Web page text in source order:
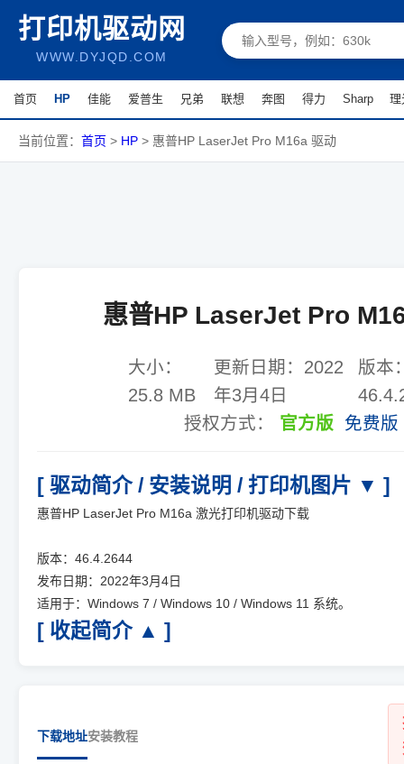
打印机驱动网
WWW.DYJQD.COM
首页 HP 佳能 爱普生 兄弟 联想 奔图 得力 Sharp 理
当前位置： 首页 > HP > 惠普HP LaserJet Pro M16a 驱动
惠普HP LaserJet Pro
大小：
25.8 MB
更新日期： 2022
年3月4日
版本
授权方式： 官方版 免费版
[ 驱动简介 / 安装说明 / 打印机图片 ▼ ]
惠普HP LaserJet Pro M16a 激光打印机驱动下载
版本：46.4.2644
发布日期：2022年3月4日
适用于：Windows 7 / Windows 10 / Windows 11 系统。
[ 收起简介 ▲ ]
下载地址安装教程